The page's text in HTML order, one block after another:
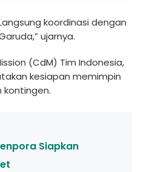
koordinasi dengan
ujarnya.
(CdM) Tim Indonesia,
kesiapan memimpin
kontingen.
Siapkan